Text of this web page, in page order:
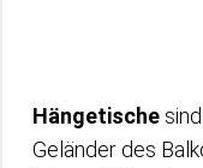
Hängetische
Geländer des